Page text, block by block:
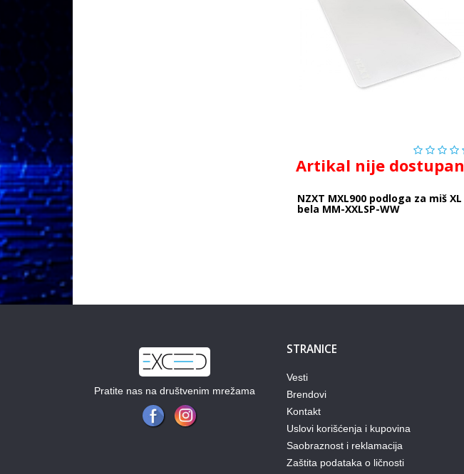
Artikal nije dostupan
NZXT MXL900 podloga za miš XL
bela MM-XXLSP-WW
Pratite nas na društvenim mrežama
STRANICE
Vesti
Brendovi
Kontakt
Uslovi korišćenja i kupovina
Saobraznost i reklamacija
Zaštita podataka o ličnosti